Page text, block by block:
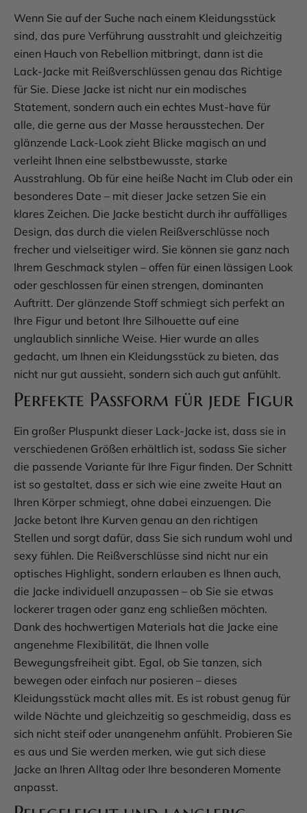
Wenn Sie auf der Suche nach einem Kleidungsstück
sind, das pure Verführung ausstrahlt und gleichzeitig
einen Hauch von Rebellion mitbringt, dann ist die
Lack-Jacke mit Reißverschlüssen genau das Richtige
für Sie. Diese Jacke ist nicht nur ein modisches
Statement, sondern auch ein echtes Must-have für
alle, die gerne aus der Masse herausstechen. Der
glänzende Lack-Look zieht Blicke magisch an und
verleiht Ihnen eine selbstbewusste, starke
Ausstrahlung. Ob für eine heiße Nacht im Club oder ein
besonderes Date – mit dieser Jacke setzen Sie ein
klares Zeichen. Die Jacke besticht durch ihr auffälliges
Design, das durch die vielen Reißverschlüsse noch
frecher und vielseitiger wird. Sie können sie ganz nach
Ihrem Geschmack stylen – offen für einen lässigen Look
oder geschlossen für einen strengen, dominanten
Auftritt. Der glänzende Stoff schmiegt sich perfekt an
Ihre Figur und betont Ihre Silhouette auf eine
unglaublich sinnliche Weise. Hier wurde an alles
gedacht, um Ihnen ein Kleidungsstück zu bieten, das
nicht nur gut aussieht, sondern sich auch gut anfühlt.
Perfekte Passform für jede Figur
Ein großer Pluspunkt dieser Lack-Jacke ist, dass sie in
verschiedenen Größen erhältlich ist, sodass Sie sicher
die passende Variante für Ihre Figur finden. Der Schnitt
ist so gestaltet, dass er sich wie eine zweite Haut an
Ihren Körper schmiegt, ohne dabei einzuengen. Die
Jacke betont Ihre Kurven genau an den richtigen
Stellen und sorgt dafür, dass Sie sich rundum wohl und
sexy fühlen. Die Reißverschlüsse sind nicht nur ein
optisches Highlight, sondern erlauben es Ihnen auch,
die Jacke individuell anzupassen – ob Sie sie etwas
lockerer tragen oder ganz eng schließen möchten.
Dank des hochwertigen Materials hat die Jacke eine
angenehme Flexibilität, die Ihnen volle
Bewegungsfreiheit gibt. Egal, ob Sie tanzen, sich
bewegen oder einfach nur posieren – dieses
Kleidungsstück macht alles mit. Es ist robust genug für
wilde Nächte und gleichzeitig so geschmeidig, dass es
sich nicht steif oder unangenehm anfühlt. Probieren Sie
es aus und Sie werden merken, wie gut sich diese
Jacke an Ihren Alltag oder Ihre besonderen Momente
anpasst.